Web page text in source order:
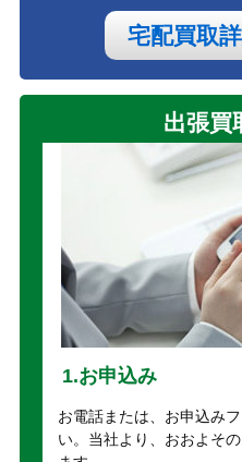
宅配買取
出張買
1.お申込み
お電話または、お申込み
い。当社より、おおよそ